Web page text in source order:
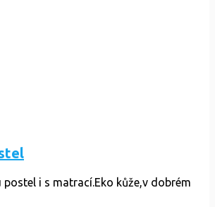
postel i s matrací.Eko kůže,v dobrém